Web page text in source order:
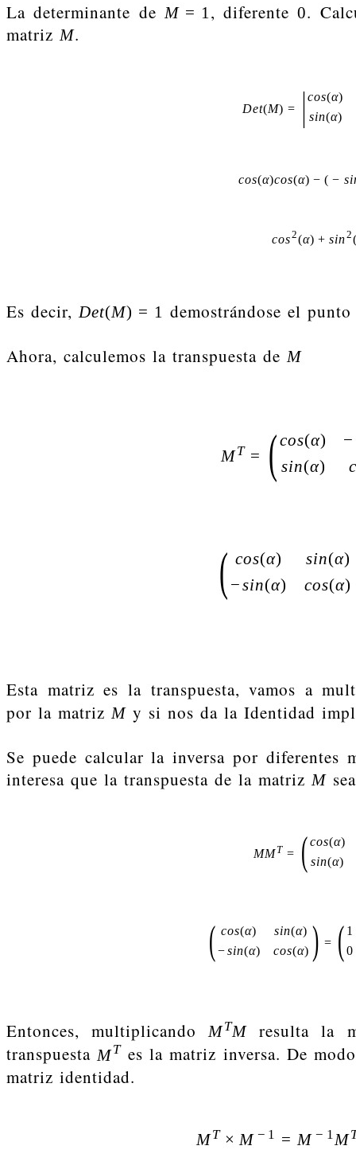
La determinante deM = 1, diferente0.
matrizM.
Det(M) = |cos(α)
sin(α)
cos(α)cos(α) − ( − si
cos2(α) + sin2
Es decir,Det(M) = 1 demostrándose el
Ahora, calculemos la transpuesta deM
MT = (cos(α) −
sin(α) c
( cos(α) sin(α)
−sin(α) cos(α)
Esta matriz es la transpuesta, vamos a
por la matrizM y si nos da la Identidad
Se puede calcular la inversa por diferentes
interesa que la transpuesta de la matrizM
MMT = (cos(α)
sin(α)
( cos(α) sin(α)
−sin(α) cos(α) ) = ( 1
0
Entonces, multiplicandoMTM resulta la
transpuesta MTes la matriz inversa. De
matriz identidad.
MT × M − 1 = M − 1M